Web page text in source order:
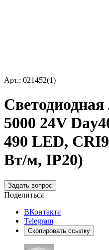
Арт.: 021452(1)
5000 24V
490 LED,
Вт/м, IP20)
Задать вопрос
Поделиться
ВКонтакте
Telegram
Скопировать ссылку